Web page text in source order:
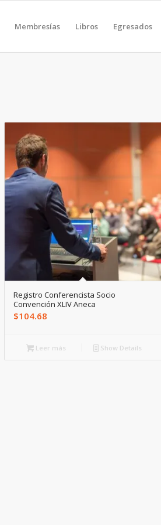
Membresías Libros Egresados
Registro Conferencista Socio
Convención XLIV Aneca
$104.68
Leer más Show Details